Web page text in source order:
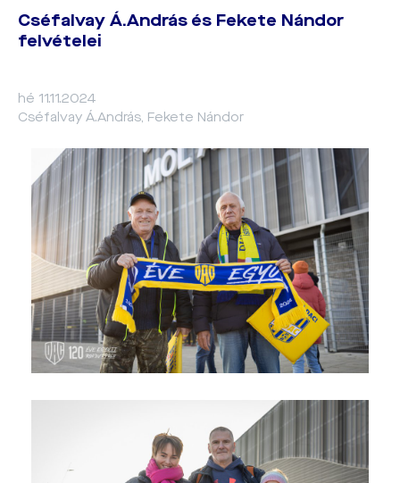
Cséfalvay Á.András és Fekete Nándor
felvételei
hé 11.11.2024
Cséfalvay Á.András, Fekete Nándor